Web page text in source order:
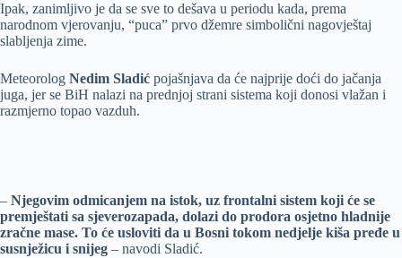
Ipak, zanimljivo je da se sve to dešava u periodu kada, prema
narodnom vjerovanju, “puca” prvo džemre simbolični nagovještaj
slabljenja zime.
Meteorolog Nedim Sladić pojašnjava da će najprije doći do jačanja
juga, jer se BiH nalazi na prednjoj strani sistema koji donosi vlažan i
razmjerno topao vazduh.
– Njegovim odmicanjem na istok, uz frontalni sistem koji će se
premještati sa sjeverozapada, dolazi do prodora osjetno hladnije
zračne mase. To će usloviti da u Bosni tokom nedjelje kiša pređe u
susnježicu i snijeg – navodi Sladić.